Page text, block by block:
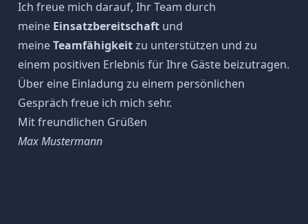
Ich freue mich darauf, Ihr Team durch
meine Einsatzbereitschaftund
meineTeamfähigkeitzu unterstützen und zu
einem positiven Erlebnis für Ihre Gäste beizutragen.
Über eine Einladung zu einem persönlichen
Gespräch freue ich mich sehr.
Mit freundlichen Grüßen
Max Mustermann